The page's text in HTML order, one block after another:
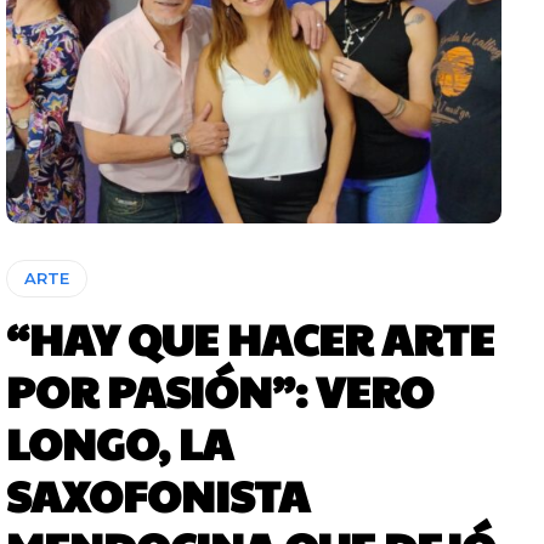
ARTE
“HAY QUE HACER ARTE
POR PASIÓN”: VERO
LONGO, LA
SAXOFONISTA